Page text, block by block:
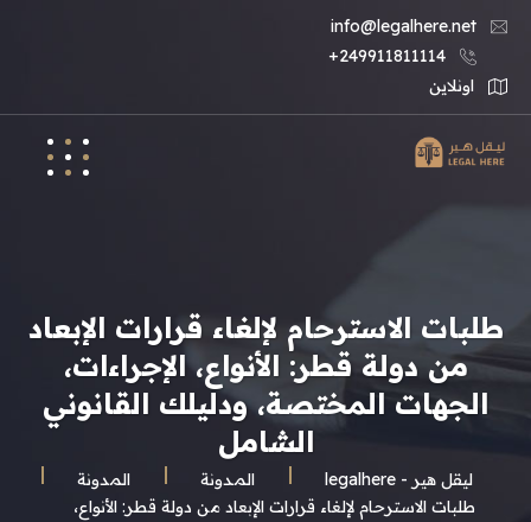
info@legalhere.net
249911811114+
اونلاين
طلبات الاسترحام لإلغاء قرارات الإبعاد
من دولة قطر: الأنواع، الإجراءات،
الجهات المختصة، ودليلك القانوني
الشامل
ليقل هير - legalhere المـدونة
المدونة
طلبات الاسترحام لإلغاء قرارات الإبعاد من دولة قطر: الأنواع،